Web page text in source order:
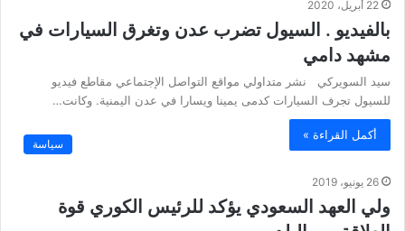
22 أبريل، 2020
بالفيديو . السيول تضرب عدن وتغرق السيارات في
مشهد دامي
سيد السويركي نشر متداولي مواقع التواصل الإجتماعي مقاطع فيديو
للسيول تجرف السيارات كدمى يمينا ويسارا في عدن اليمنية. وكانت…
أكمل القراءة »
سياسة
26 يونيو، 2019
ولي العهد السعودي يؤكد للرئيس الكوري قوة